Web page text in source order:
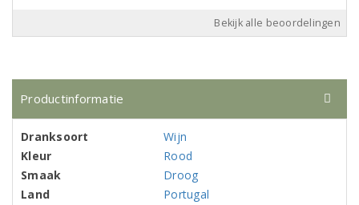
Bekijk alle beoordelingen
Productinformatie
Dranksoort
Wijn
Kleur
Rood
Smaak
Droog
Land
Portugal